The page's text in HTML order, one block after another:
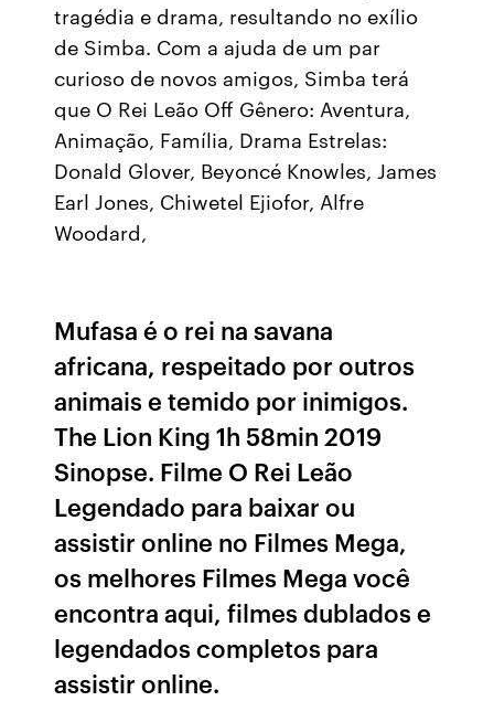
tragédia e drama, resultando no exílio
de Simba. Com a ajuda de um par
curioso de novos amigos, Simba terá
que O Rei Leão Off Gênero: Aventura,
Animação, Família, Drama Estrelas:
Donald Glover, Beyoncé Knowles, James
Earl Jones, Chiwetel Ejiofor, Alfre
Woodard,
Mufasa é o rei na savana
africana, respeitado por outros
animais e temido por inimigos.
The Lion King 1h 58min 2019
Sinopse. Filme O Rei Leão
Legendado para baixar ou
assistir online no Filmes Mega,
os melhores Filmes Mega você
encontra aqui, filmes dublados e
legendados completos para
assistir online.